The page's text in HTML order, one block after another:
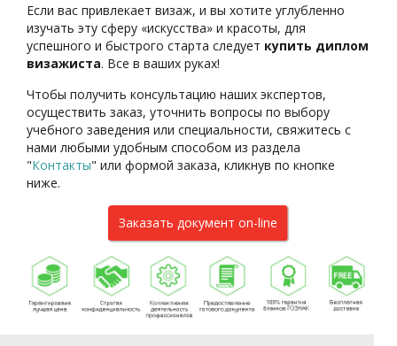
Если вас привлекает визаж, и вы хотите углубленно
изучать эту сферу «искусства» и красоты, для
успешного и быстрого старта следует купить диплом
визажиста. Все в ваших руках!
Чтобы получить консультацию наших экспертов,
осуществить заказ, уточнить вопросы по выбору
учебного заведения или специальности, свяжитесь с
нами любыми удобным способом из раздела
"Контакты" или формой заказа, кликнув по кнопке
ниже.
Заказать документ on-line